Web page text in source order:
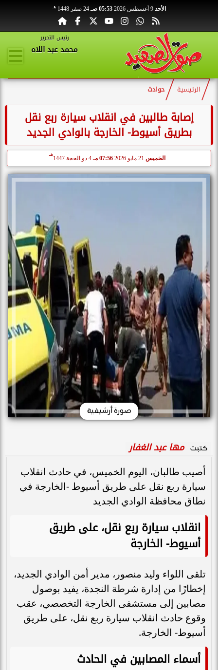
الأحد 05:53 صـ 24 صفر 1448 هـ
رئيس التحرير
محمد عبد اللاه
الرئيسية حوادث
إصابة طالبين في انقلاب سيارة ربع نقل
بطريق أسيوط- الخارجة بالوادي الجديد
الخميس 07:56 مـ 4 ذو الحجة 1447
هـ
صورة أرشيفية
كتبت مها عبد الغفار
أصيب طالبان، اليوم الخميس، في حادث انقلاب
سيارة ربع نقل على طريق أسيوط -الخارجة في
نطاق محافظة الوادي الجديد
انقلاب سيارة ربع نقل، على طريق
أسيوط- الخارجة
تلقى اللواء وليد منصور، مدير أمن الوادي الجديد،
إخطارًا من إدارة شرطة النجدة، يفيد بوصول
مصابين إلى مستشفى الخارجة التخصصي، عقب
وقوع حادث انقلاب سيارة ربع نقل، على طريق
أسيوط- الخارجة.
أسماء المصابين في الحادث